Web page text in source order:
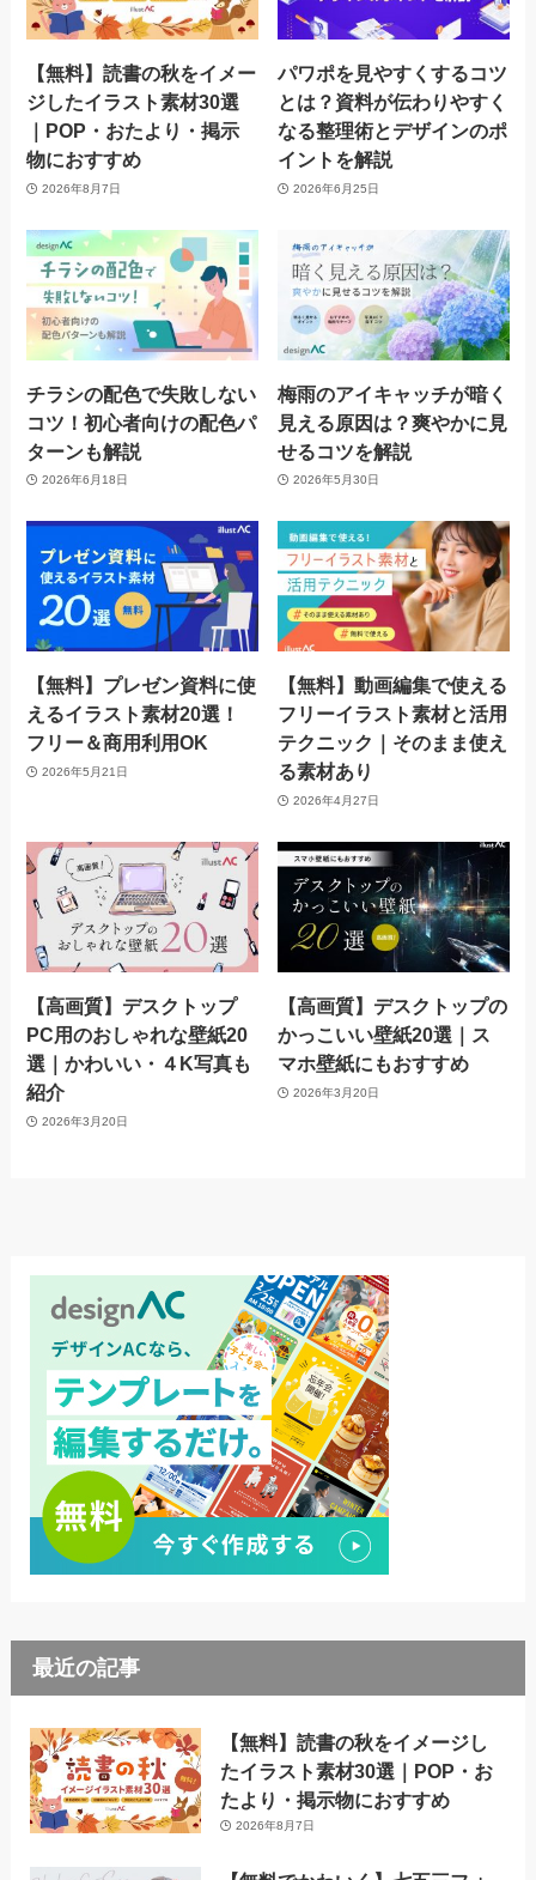
【無料】読書の秋をイメー
ジしたイラスト素材30選
｜POP・おたより・掲示
物におすすめ
2026年8月7日
パワポを見やすくするコツ
とは？資料が伝わりやすく
なる整理術とデザインのポ
イントを解説
2026年6月25日
チラシの配色で失敗しない
コツ！初心者向けの配色パ
ターンも解説
2026年6月18日
梅雨のアイキャッチが暗く
見える原因は？爽やかに見
せるコツを解説
2026年5月30日
【無料】プレゼン資料に使
えるイラスト素材20選！
フリー＆商用利用OK
2026年5月21日
【無料】動画編集で使える
フリーイラスト素材と活用
テクニック｜そのまま使え
る素材あり
2026年4月27日
【高画質】デスクトップ
PC用のおしゃれな壁紙20
選｜かわいい・４K写真も
紹介
2026年3月20日
【高画質】デスクトップの
かっこいい壁紙20選｜ス
マホ壁紙にもおすすめ
2026年3月20日
最近の記事
【無料】読書の秋をイメージし
たイラスト素材30選｜POP・お
たより・掲示物におすすめ
2026年8月7日